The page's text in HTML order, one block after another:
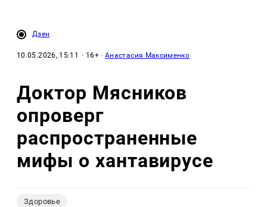
Дзен
10.05.2026, 15:11 · 16+ ·Анастасия Максименко
Доктор Мясников
опроверг
распространенные
мифы о хантавирусе
Здоровье